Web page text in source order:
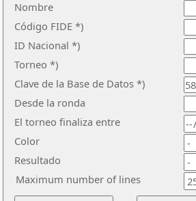
Nombre
Código FIDE *)
ID Nacional *)
Torneo *)
Clave de la Base de Datos *)
Desde la ronda
El torneo finaliza entre
Color
Resultado
Maximum number of lines